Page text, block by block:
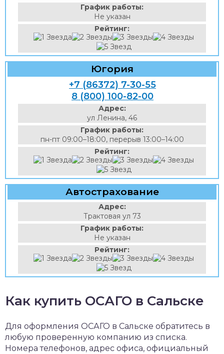
График работы:
Не указан
Рейтинг:
Югория
+7 (86372) 7-30-55
8 (800) 100-82-00
Адрес:
ул Ленина, 46
График работы:
пн-пт 09:00–18:00, перерыв 13:00–14:00
Рейтинг:
Автострахование
Адрес:
Трактовая ул 73
График работы:
Не указан
Рейтинг:
Как купить ОСАГО в Сальске
Для оформления ОСАГО в Сальске обратитесь в
любую проверенную компанию из списка.
Номера телефонов, адрес офиса, официальный